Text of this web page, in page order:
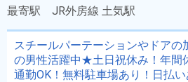
最寄駅 JR外房線 土気駅
スチールパーテーションやドアの
の男性活躍中★土日祝休み！年間
通勤OK！無料駐車場あり！日払